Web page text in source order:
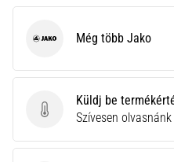
Küldj be termékértékelést
Küldj be
Szívesen
Jako Még több Jako